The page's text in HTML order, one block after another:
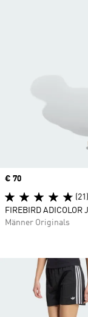
Price
€ 70
(21)
FIREBIRD ADICOLOR
Männer Originals